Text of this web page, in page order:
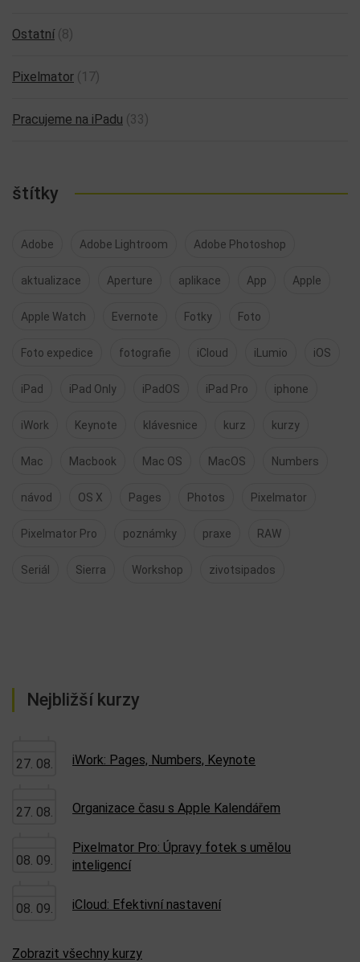
Ostatní (8)
Pixelmator (17)
Pracujeme na iPadu (33)
štítky
Adobe Adobe Lightroom Adobe Photoshop
aktualizace Aperture aplikace App Apple
Apple Watch Evernote Fotky Foto
Foto expedice fotografie iCloud iLumio iOS
iPad iPad Only iPadOS iPad Pro iphone
iWork Keynote klávesnice kurz kurzy
Mac Macbook Mac OS MacOS Numbers
návod OS X Pages Photos Pixelmator
Pixelmator Pro poznámky praxe RAW
Seriál Sierra Workshop zivotsipados
Nejbližší kurzy
27. 08. iWork: Pages, Numbers, Keynote
27. 08. Organizace času s Apple Kalendářem
08. 09.
Pixelmator Pro: Úpravy fotek s umělou
inteligencí
08. 09. iCloud: Efektivní nastavení
Zobrazit všechny kurzy